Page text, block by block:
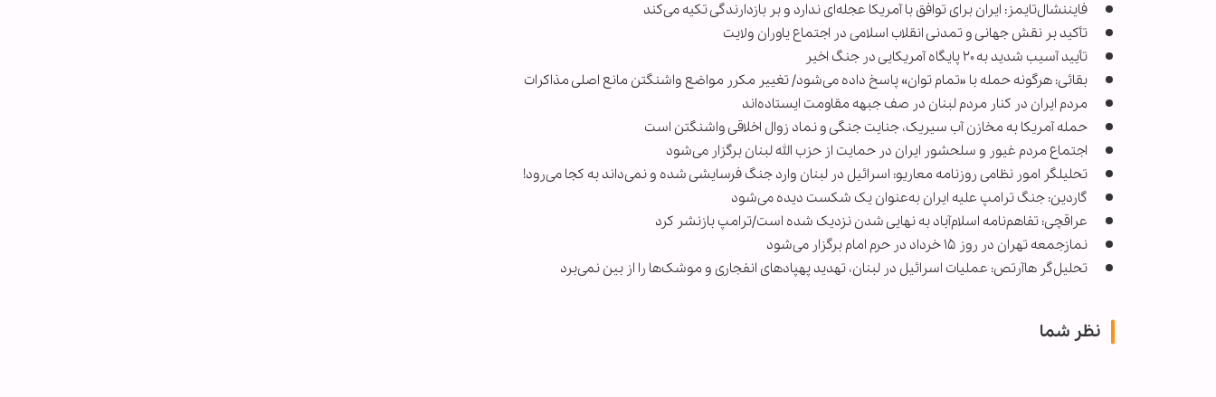
فایننشال‌تایمز: ایران برای توافق با آمریکا عجله‌ای ندارد و بر بازدارندگی تکیه می‌کند
تأکید بر نقش جهانی و تمدنی انقلاب اسلامی در اجتماع یاوران ولایت
تأیید آسیب شدید به ۲۰ پایگاه آمریکایی در جنگ اخیر
بقائی: هرگونه حمله با «تمام توان» پاسخ داده می‌شود/ تغییر مکرر مواضع واشنگتن مانع اصلی مذاکرات
مردم ایران در کنار مردم لبنان در صف جبهه مقاومت ایستاده‌اند
حمله آمریکا به مخازن آب سیریک، جنایت جنگی و نماد زوال اخلاقی واشنگتن است
اجتماع مردم غیور و سلحشور ایران در حمایت از حزب الله لبنان برگزار می‌شود
تحلیلگر امور نظامی روزنامه معاریو: اسرائیل در لبنان وارد جنگ فرسایشی شده و نمی‌داند به کجا می‌رود!
گاردین: جنگ ترامپ علیه ایران به‌عنوان یک شکست دیده می‌شود
عراقچی: تفاهم‌نامه اسلام‌آباد به نهایی شدن نزدیک شده است/ترامپ بازنشر کرد
نمازجمعه تهران در روز ۱۵ خرداد در حرم امام برگزار می‌شود
تحلیل‌گر هاآرتص: عملیات اسرائیل در لبنان، تهدید پهپادهای انفجاری و موشک‌ها را از بین نمی‌برد
نظر شما